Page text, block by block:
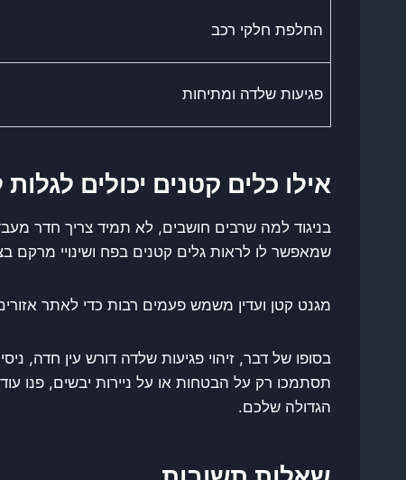
החלפת חלקי רכב
פגיעות שלדה ומתיחות
אילו כלים קטנים יכולים
בניגוד למה שרבים חושבים, לא תמיד צריך חדר
שמאפשר לו לראות גלים קטנים בפח ושינויי מרקם
מגנט קטן ועדין משמש פעמים רבות כדי לאתר
בסופו של דבר, זיהוי פגיעות שלדה דורש עין חדה,
תסתמכו רק על הבטחות או על ניירות יבשים, פנו
הגדולה שלכם.